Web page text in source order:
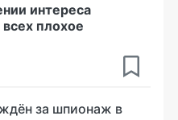
интереса
плохое
за шпионаж в